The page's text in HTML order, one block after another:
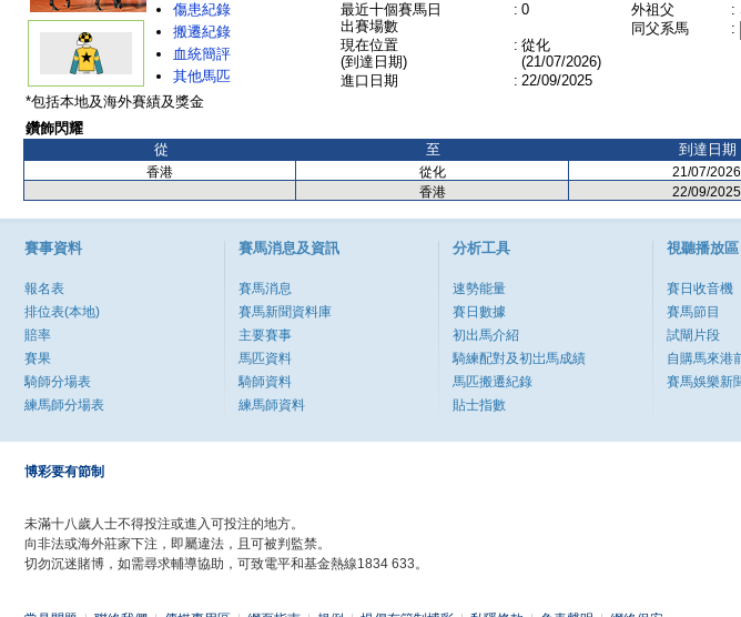
傷患紀錄
搬遷紀錄
血統簡評
其他馬匹
最近十個賽馬日
出賽場數
: 0
現在位置
(到達日期)
: 從化
(21/07/2026)
進口日期
: 22/09/2025
外祖父
:
同父系馬
:
*包括本地及海外賽績及獎金
鑽飾閃耀
從
至 到達日期
香港 從化
21/07/2026
香港
22/09/2025
賽事資料
報名表
排位表(本地)
賠率
賽果
騎師分場表
練馬師分場表
賽馬消息及資訊
賽馬消息
賽馬新聞資料庫
主要賽事
馬匹資料
騎師資料
練馬師資料
分析工具
速勢能量
賽日數據
初出馬介紹
騎練配對及初岀馬成績
馬匹搬遷紀錄
貼士指數
視聽播放區
賽日收音機
賽馬節目
試閘片段
自購馬來港
賽馬娛樂新
博彩要有節制
未滿十八歲人士不得投注或進入可投注的地方。
向非法或海外莊家下注，即屬違法，且可被判監禁。
切勿沉迷賭博，如需尋求輔導協助，可致電平和基金熱線1834 633。